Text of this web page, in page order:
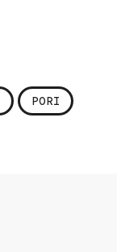
PORI